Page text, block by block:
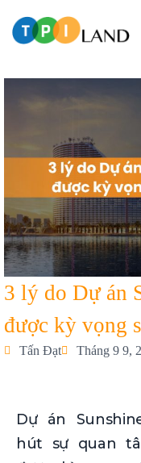
3 lý do Dự án
được kỳ vọng
Tấn Đạt Tháng 9 9,
Dự án
hút sự quan